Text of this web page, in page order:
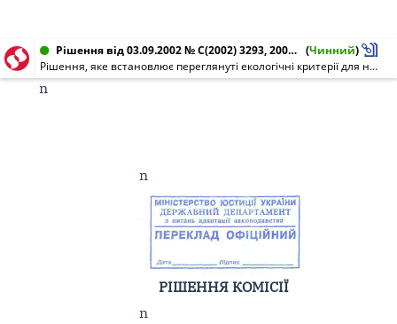
Рішення від 03.09.2002 № С(2002) 3293, 2002/740/ЄС (Чинний)
Рішення, яке встановлює переглянуті екологічні критерії для надання Співтовариством екологічного ярлика ліжковим матрацам та змінює Рішення 98/634/ЄС
n
n
РІШЕННЯ КОМІСІЇ
n